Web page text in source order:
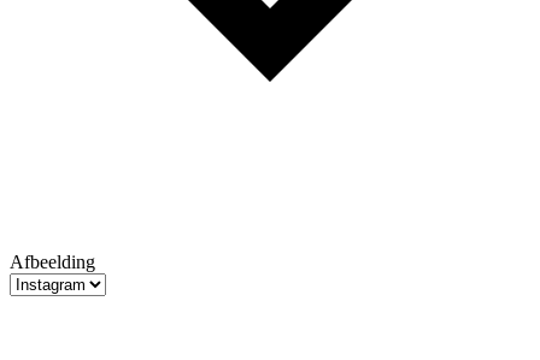
Afbeelding